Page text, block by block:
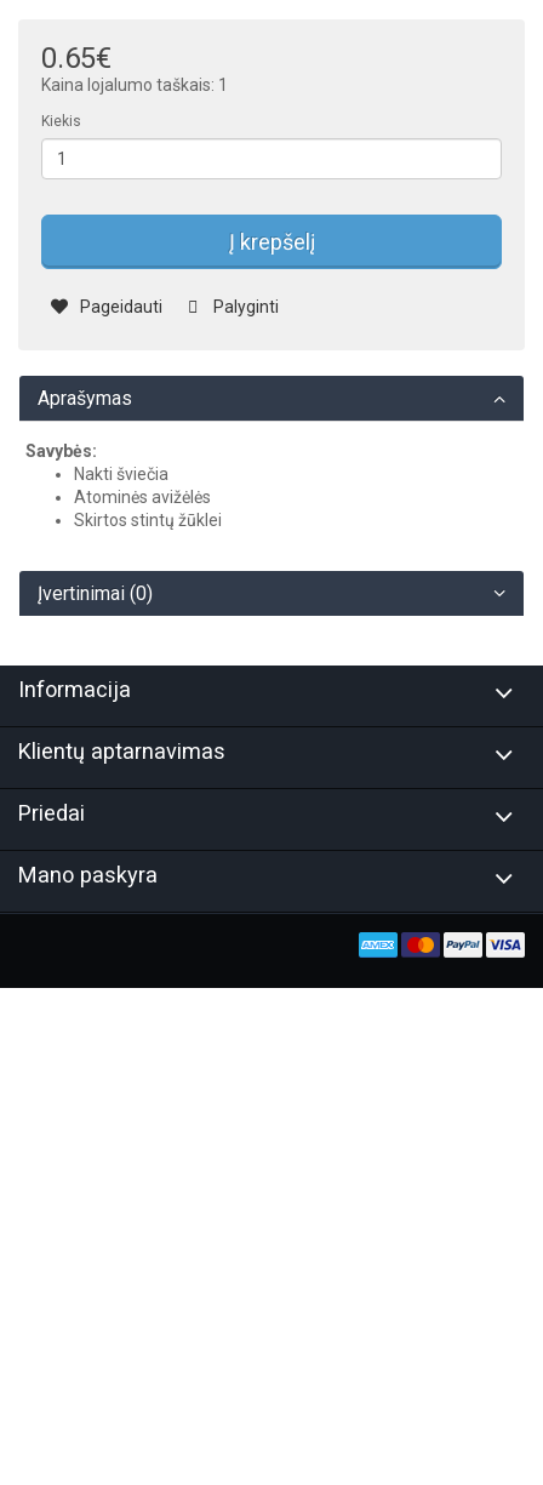
0.65€
Kaina lojalumo taškais: 1
Kiekis
Į krepšelį
Pageidauti Palyginti
Aprašymas
Savybės:
Nakti šviečia
Atominės avižėlės
Skirtos stintų žūklei
Įvertinimai (0)
Informacija
Klientų aptarnavimas
Priedai
Mano paskyra